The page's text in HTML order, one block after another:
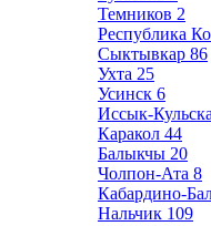
Темников 2
Республика
Сыктывкар 86
Ухта 25
Усинск 6
Иссык-
Каракол 44
Балыкчы 20
Чолпон-Ата 8
Кабардино-
Нальчик 109